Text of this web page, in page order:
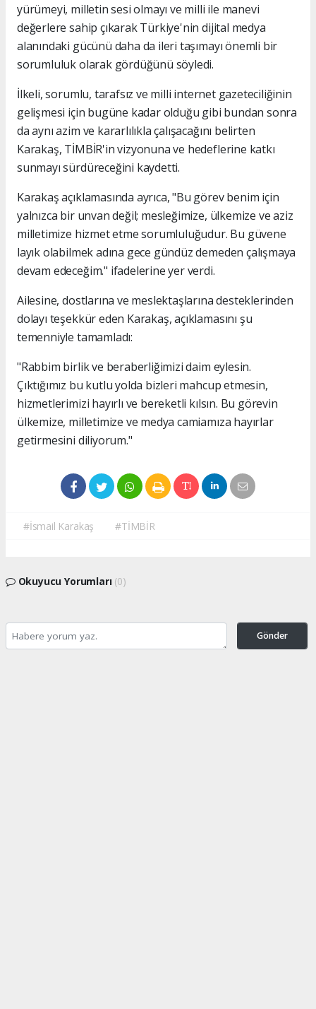
yürümeyi, milletin sesi olmayı ve milli ile manevi
değerlere sahip çıkarak Türkiye'nin dijital medya
alanındaki gücünü daha da ileri taşımayı önemli bir
sorumluluk olarak gördüğünü söyledi.
İlkeli, sorumlu, tarafsız ve milli internet gazeteciliğinin
gelişmesi için bugüne kadar olduğu gibi bundan sonra
da aynı azim ve kararlılıkla çalışacağını belirten
Karakaş, TİMBİR'in vizyonuna ve hedeflerine katkı
sunmayı sürdüreceğini kaydetti.
Karakaş açıklamasında ayrıca, "Bu görev benim için
yalnızca bir unvan değil; mesleğimize, ülkemize ve aziz
milletimize hizmet etme sorumluluğudur. Bu güvene
layık olabilmek adına gece gündüz demeden çalışmaya
devam edeceğim." ifadelerine yer verdi.
Ailesine, dostlarına ve meslektaşlarına desteklerinden
dolayı teşekkür eden Karakaş, açıklamasını şu
temenniyle tamamladı:
"Rabbim birlik ve beraberliğimizi daim eylesin.
Çıktığımız bu kutlu yolda bizleri mahcup etmesin,
hizmetlerimizi hayırlı ve bereketli kılsın. Bu görevin
ülkemize, milletimize ve medya camiamıza hayırlar
getirmesini diliyorum."
#İsmail Karakaş #TİMBİR
Okuyucu Yorumları (0)
Gönder